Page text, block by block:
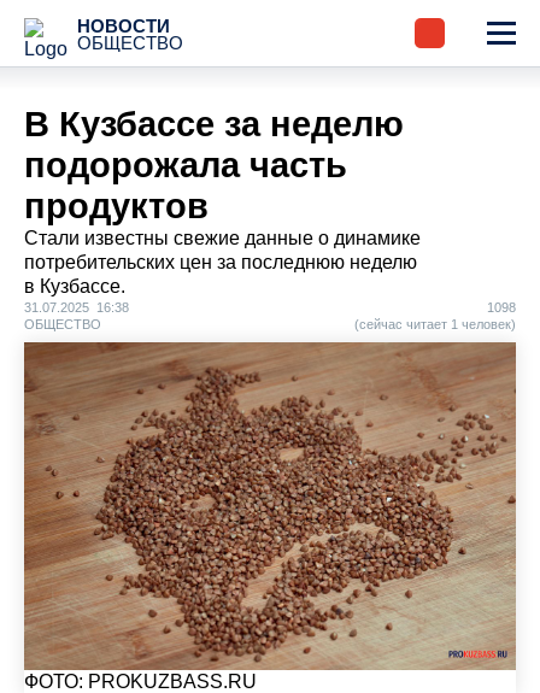
НОВОСТИ
ОБЩЕСТВО
В Кузбассе за неделю
подорожала часть
продуктов
Стали известны свежие данные о динамике
потребительских цен за последнюю неделю
в Кузбассе.
31.07.2025 16:38
ОБЩЕСТВО
1098
(сейчас читает 1 человек)
ФОТО: PROKUZBASS.RU